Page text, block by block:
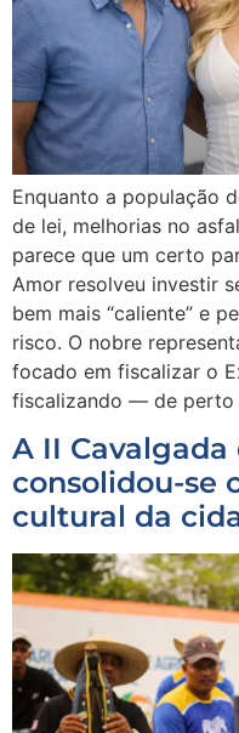
Enquanto a população
de lei, melhorias no
parece que um certo
Amor resolveu investir
bem mais “caliente” e
risco. O nobre
focado em fiscalizar o
fiscalizando — de perto
A II
consolidou-se
cultural da